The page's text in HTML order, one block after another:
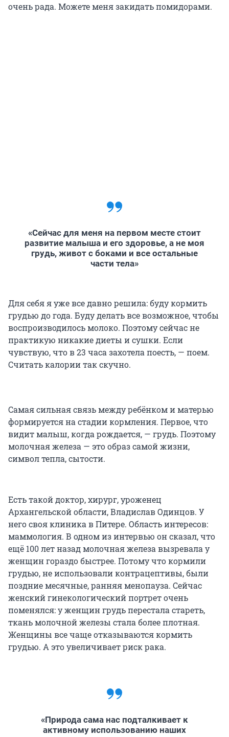
очень рада. Можете меня закидать помидорами.
«Сейчас для меня на первом месте стоит
развитие малыша и его здоровье, а не моя
грудь, живот с боками и все остальные
части тела»
Для себя я уже все давно решила: буду кормить
грудью до года. Буду делать все возможное, чтобы
воспроизводилось молоко. Поэтому сейчас не
практикую никакие диеты и сушки. Если
чувствую, что в 23 часа захотела поесть, — поем.
Считать калории так скучно.
Самая сильная связь между ребёнком и матерью
формируется на стадии кормления. Первое, что
видит малыш, когда рождается, — грудь. Поэтому
молочная железа — это образ самой жизни,
символ тепла, сытости.
Есть такой доктор, хирург, уроженец
Архангельской области, Владислав Одинцов. У
него своя клиника в Питере. Область интересов:
маммология. В одном из интервью он сказал, что
ещё 100 лет назад молочная железа вызревала у
женщин гораздо быстрее. Потому что кормили
грудью, не использовали контрацептивы, были
поздние месячные, ранняя менопауза. Сейчас
женский гинекологический портрет очень
поменялся: у женщин грудь перестала стареть,
ткань молочной железы стала более плотная.
Женщины все чаще отказываются кормить
грудью. А это увеличивает риск рака.
«Природа сама нас подталкивает к
активному использованию наших